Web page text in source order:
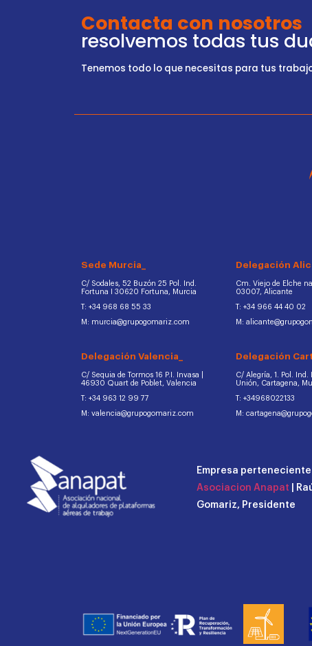
Contacta con nosotros
resolvemos todas tus
Tenemos todo lo que necesitas para tus
Sede Murcia_
C/ Sodales, 52 Buzón 25 Pol. Ind.
Fortuna I 30620 Fortuna, Murcia
T: +34 968 68 55 33
M: murcia@grupogomariz.com
Delegación Valencia_
C/ Sequia de Tormos 16 P.I. Invasa |
46930 Quart de Poblet, Valencia
T: +34 963 12 99 77
M: valencia@grupogomariz.com
Delegación
Cm. Viejo de Elche
03007, Alicante
T: +34 966 44 40 02
M:
Delegación
C/ Alegría, 1. Pol. Ind.
Unión, Cartagena,
T: +34968022133
M:
Empresa perteneciente
Asociacion Anapat |
Gomariz, Presidente